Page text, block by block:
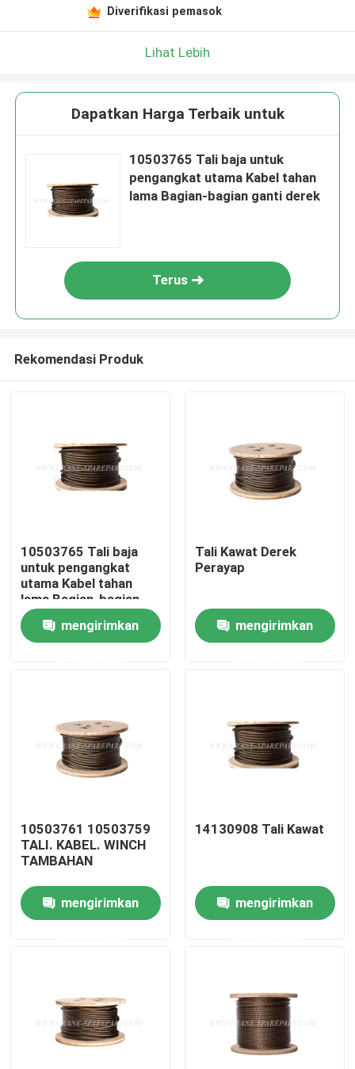
Rumah
Wisata pabrik
Hubungi kami
Berita
Suku cadang derek
Diverifikasi pemasok
Lihat Lebih
Dapatkan Harga Terbaik untuk
10503765 Tali baja untuk
pengangkat utama Kabel tahan
lama Bagian-bagian ganti derek
Terus
Rekomendasi Produk
10503765 Tali baja
untuk pengangkat
utama Kabel tahan
lama Bagian-bagian
ganti derek
mengirimkan
Tali Kawat Derek
Perayap
mengirimkan
10503761 10503759
TALI. KABEL. WINCH
TAMBAHAN
mengirimkan
14130908 Tali Kawat
mengirimkan